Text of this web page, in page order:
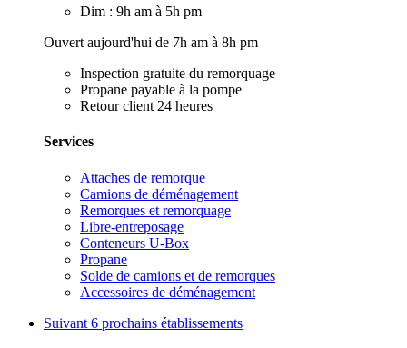
Dim : 9h am à 5h pm
Ouvert aujourd'hui de 7h am à 8h pm
Inspection gratuite du remorquage
Propane payable à la pompe
Retour client 24 heures
Services
Attaches de remorque
Camions de déménagement
Remorques et remorquage
Libre-entreposage
Conteneurs U-Box
Propane
Solde de camions et de remorques
Accessoires de déménagement
Suivant 6 prochains établissements